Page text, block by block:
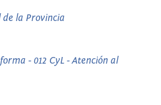
la Provincia
- 012 CyL - Atención al